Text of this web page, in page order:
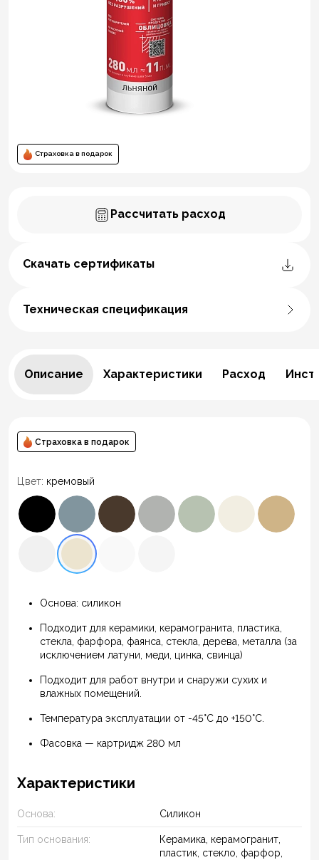
Страховка в подарок
Рассчитать расход
Скачать сертификаты
Техническая спецификация
Описание Характеристики Расход
Страховка в подарок
Цвет: кремовый
Основа: силикон
Подходит для керамики, керамогранита, пластика,
стекла, фарфора, фаянса, стекла, дерева, металла (за
исключением латуни, меди, цинка, свинца)
Подходит для работ внутри и снаружи сухих и
влажных помещений.
Температура эксплуатации от -45°С до +150°С.
Фасовка — картридж 280 мл
Характеристики
Основа: Силикон
Тип основания:
Керамика, керамогранит,
пластик, стекло, фарфор,